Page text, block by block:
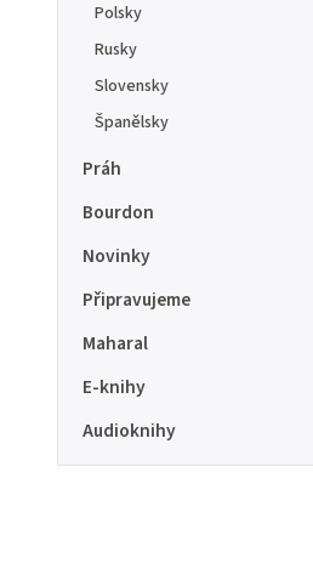
Polsky
Rusky
Slovensky
Španělsky
Práh
Bourdon
Novinky
Připravujeme
Maharal
E-knihy
Audioknihy